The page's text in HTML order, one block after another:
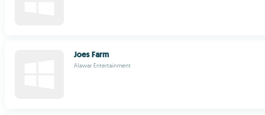
Joes Farm
Alawar Entertainment